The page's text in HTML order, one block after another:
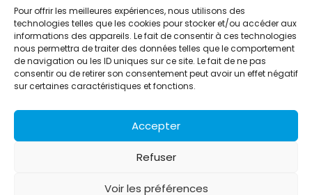
Pour offrir les meilleures expériences, nous utilisons des
technologies telles que les cookies pour stocker et/ou accéder aux
informations des appareils. Le fait de consentir à ces technologies
nous permettra de traiter des données telles que le comportement
de navigation ou les ID uniques sur ce site. Le fait de ne pas
consentir ou de retirer son consentement peut avoir un effet négatif
sur certaines caractéristiques et fonctions.
Accepter
Refuser
Voir les préférences
Alternative Média est une agence de relations presse et de
relations publiques basée à Grenoble. Depuis 1995, elle conçoit et
pilote des stratégies de visibilité en France et à l’international
grâce à un réseau d’agences partenaires.